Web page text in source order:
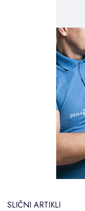
SLIČNI ARTIKLI